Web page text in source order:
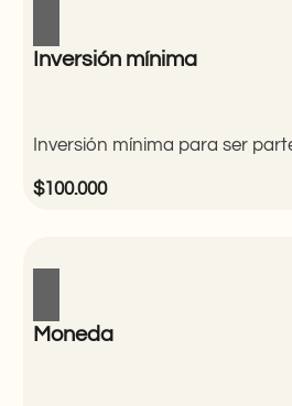
Inversión mínima
Inversión mínima para ser
$100.000
Moneda